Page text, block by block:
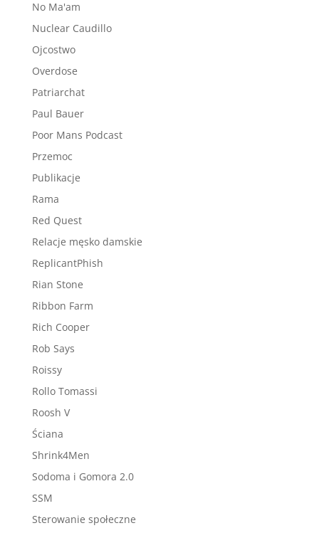
No Ma'am
Nuclear Caudillo
Ojcostwo
Overdose
Patriarchat
Paul Bauer
Poor Mans Podcast
Przemoc
Publikacje
Rama
Red Quest
Relacje męsko damskie
ReplicantPhish
Rian Stone
Ribbon Farm
Rich Cooper
Rob Says
Roissy
Rollo Tomassi
Roosh V
Ściana
Shrink4Men
Sodoma i Gomora 2.0
SSM
Sterowanie społeczne